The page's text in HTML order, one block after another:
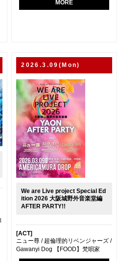
MORE
2026.3.09(Mon)
We are Live project Special Ed
ition 2026 大阪城野外音楽堂編
AFTER PARTY!!
[ACT]
ニュー尊 / 超倫理的リベンジャーズ /
Gawanyi Dog 【FOOD】梵唄家